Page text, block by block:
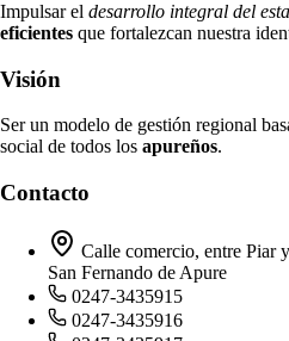
Impulsar el desarrollo integral del
eficientes que fortalezcan nuestra
Visión
Ser un modelo de gestión regional
social de todos los apureños.
Contacto
Calle comercio, entre Piar
San Fernando de Apure
0247-3435915
0247-3435916